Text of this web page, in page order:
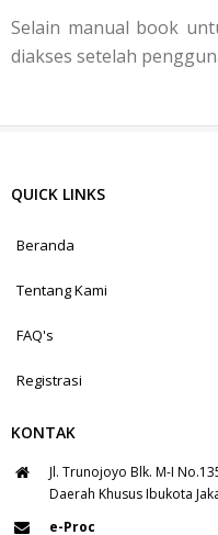
Selain manual book
diakses setelah
QUICK LINKS
Beranda
Tentang Kami
FAQ's
Registrasi
KONTAK
Jl. Trunojoyo Blk. M-I
Daerah Khusus Ibukota
e-Proc